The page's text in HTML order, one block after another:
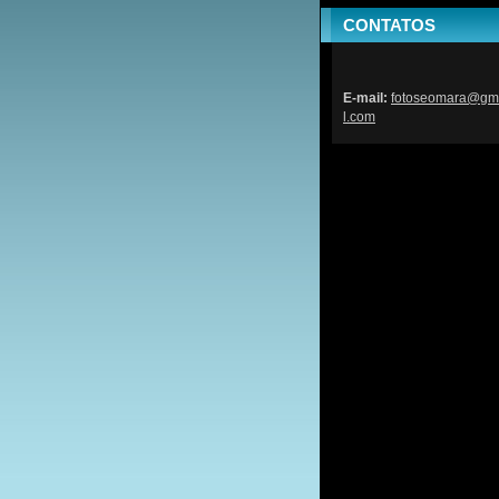
CONTATOS
E-mail: fotoseom
l.com